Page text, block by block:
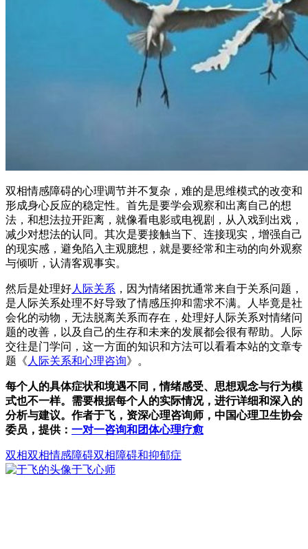
双相情感障碍的心理调节并不复杂，难的是思维模式的改变和
形成身心反应的稳定性。首先是要学会观察和出离自己的想
法，和想法拉开距离，就像看电影或电视剧，从入戏到出戏，
减少对想法的认同。其次是要接触当下、连接现实，增强自己
的现实感，避免陷入主观臆想，就是要经常和主动的向外观察
与倾听，认清客观事实。
然后是处理好人际关系 ，因为情绪困扰通常来自于关系问题，
是人际关系处理不好导致了情感压抑和需求不满。人毕竟是社
会化的动物，无法脱离关系而存在，处理好人际关系对情绪问
题的改善，以及自己的生存和未来的发展都会很有帮助。人际
交往是门学问，这一方面的知识和方法可以看看本站的文章专
题《 人际关系和心理咨询》。
每个人的具体症状和境遇不同，情绪感受、思想观念与行为模
式也不一样。需要根据每个人的实际情况，进行详细和深入的
分析与建议。作者于飞，资深心理咨询师，中国心理卫生协会
委员，提供： 一对一咨询和团体心理疗愈
双相双相情感障碍双相障碍和抑郁症
于飞心师